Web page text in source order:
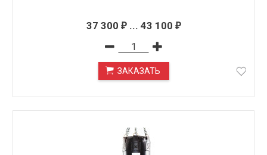
37 300 ₽... 43 100 ₽
ЗАКАЗАТЬ